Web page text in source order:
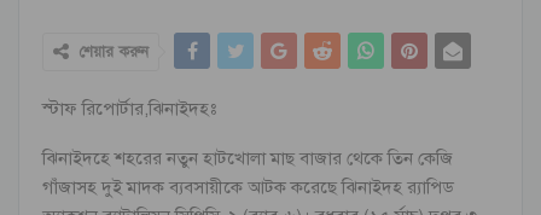
শেয়ার করুন
স্টাফ রিপোর্টার,ঝিনাইদহঃ
ঝিনাইদহে শহরের নতুন হাটখোলা মাছ বাজার থেকে তিন কেজি
গাঁজাসহ দুই মাদক ব্যবসায়ীকে আটক করেছে ঝিনাইদহ র‌্যাপিড